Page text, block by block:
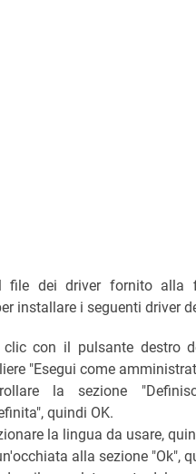
file dei driver fornito alla
installare i seguenti driver
clic con il pulsante destro
"Esegui come
la sezione
quindi OK.
la lingua da usare,
alla sezione "Ok",